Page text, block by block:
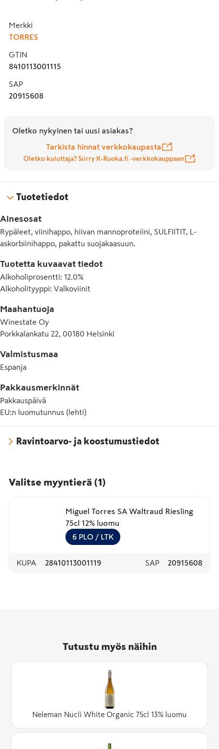
Merkki
TORRES
GTIN
8410113001115
SAP
20915608
Oletko nykyinen tai uusi asiakas?
Tarkista hinnat verkkokaupasta
Oletko kuluttaja? Siirry K-Ruoka.fi -verkkokauppaan
Tuotetiedot
Ainesosat
Rypäleet, viinihappo, hiivan mannoproteiini, SULFIITIT, L-
askorbiinihappo, pakattu suojakaasuun.
Tuotetta kuvaavat tiedot
Alkoholiprosentti: 12.0%
Alkoholityyppi: Valkoviinit
Maahantuoja
Winestate Oy
Porkkalankatu 22, 00180 Helsinki
Valmistusmaa
Espanja
Pakkausmerkinnät
Pakkauspäivä
EU:n luomutunnus (lehti)
Ravintoarvo- ja koostumustiedot
Valitse myyntierä (1)
Miguel Torres SA Waltraud Riesling
75cl 12% luomu
6 PLO / LTK
KUPA 28410113001119 SAP 20915608
Tutustu myös näihin
Neleman Nucli White Organic 75cl 13% luomu